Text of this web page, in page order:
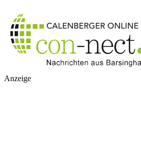
Anzeige